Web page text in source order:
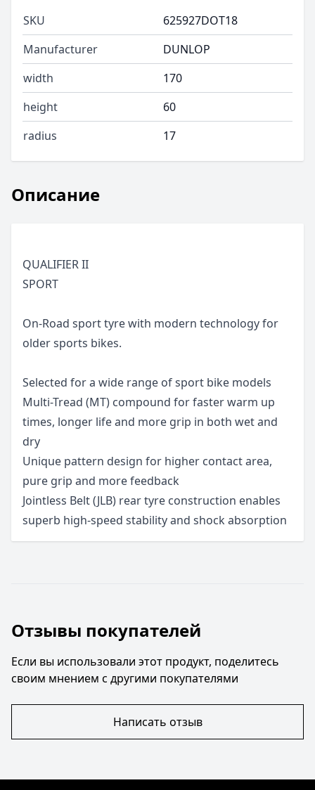
Описание
QUALIFIER II
SPORT
On-Road sport tyre with modern technology for
older sports bikes.
Selected for a wide range of sport bike models
Multi-Tread (MT) compound for faster warm up
times, longer life and more grip in both wet and
dry
Unique pattern design for higher contact area,
pure grip and more feedback
Jointless Belt (JLB) rear tyre construction enables
superb high-speed stability and shock absorption
SKU
625927DOT18
Manufacturer
DUNLOP
width
170
height
60
radius
17
Отзывы покупателей
Если вы использовали этот продукт, поделитесь
своим мнением с другими покупателями
Написать отзыв